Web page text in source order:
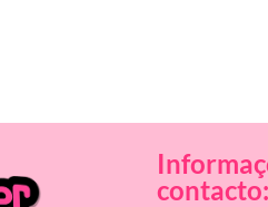
contacto: